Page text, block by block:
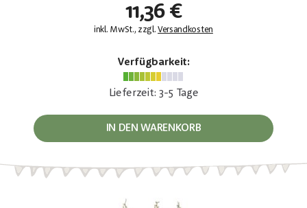
11,36 €
inkl. MwSt., zzgl.Versandkosten
Verfügbarkeit:
Lieferzeit: 3-5 Tage
IN DEN WARENKORB